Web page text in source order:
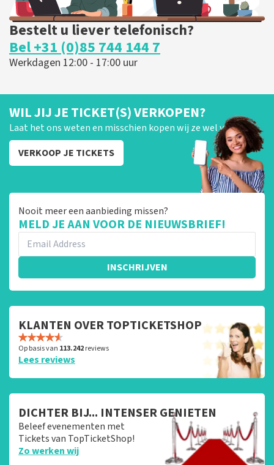
Bestelt u liever telefonisch?
Bel +31 (0)85 744 144 7
Werkdagen 12:00 - 17:00 uur
WIL JIJ JE TICKET(S) VERKOPEN?
Laat het ons weten en misschien kopen wij ze wel van je!
VERKOOP JE TICKETS
Nooit meer een aanbieding missen?
MELD JE AAN VOOR DE NIEUWSBRIEF!
INSCHRIJVEN
KLANTEN OVER TOPTICKETSHOP
Op basis van 113.242reviews
Lees reviews
DICHTER BIJ... INTENSER GENIETEN
Beleef evenementen met
Tickets van TopTicketShop!
Zo werken wij